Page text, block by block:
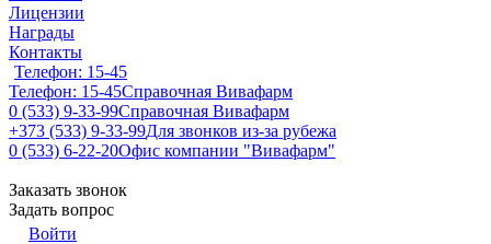
Лицензии
Награды
Контакты
Телефон: 15-45
Телефон: 15-45Справочная Вивафарм
0 (533) 9-33-99Справочная Вивафарм
+373 (533) 9-33-99Для звонков из-за рубежа
0 (533) 6-22-20Офис компании "Вивафарм"
Заказать звонок
Задать вопрос
Войти